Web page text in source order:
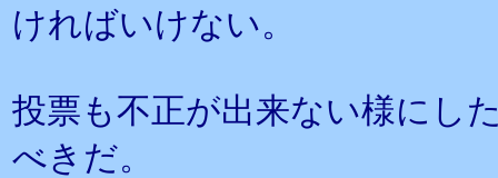
ければいけない。
投票も不正が出来ない様にし
べきだ。